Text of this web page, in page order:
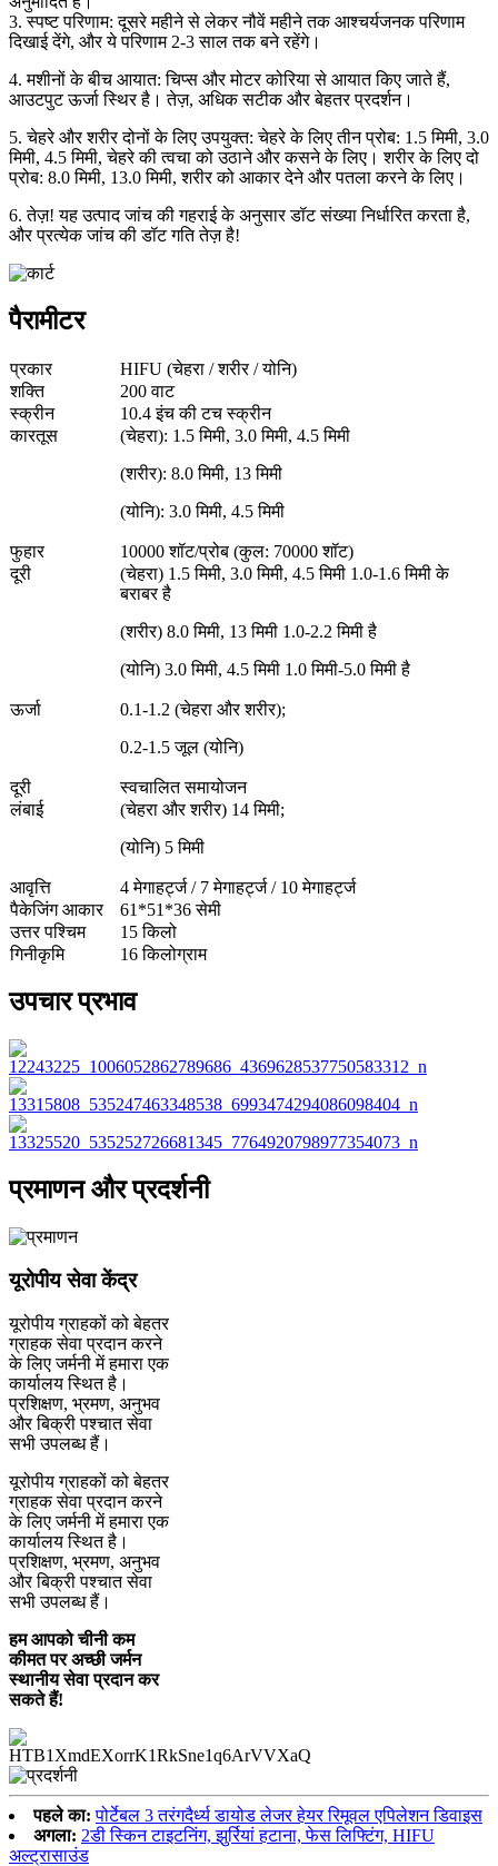
3. स्पष्ट परिणाम: दूसरे महीने से लेकर नौवें महीने तक आश्चर्यजनक परिणाम
दिखाई देंगे, और ये परिणाम 2-3 साल तक बने रहेंगे।
4. मशीनों के बीच आयात: चिप्स और मोटर कोरिया से आयात किए जाते हैं,
आउटपुट ऊर्जा स्थिर है। तेज़, अधिक सटीक और बेहतर प्रदर्शन।
5. चेहरे और शरीर दोनों के लिए उपयुक्त: चेहरे के लिए तीन प्रोब: 1.5 मिमी, 3.0
मिमी, 4.5 मिमी, चेहरे की त्वचा को उठाने और कसने के लिए। शरीर के लिए दो
प्रोब: 8.0 मिमी, 13.0 मिमी, शरीर को आकार देने और पतला करने के लिए।
6. तेज़! यह उत्पाद जांच की गहराई के अनुसार डॉट संख्या निर्धारित करता है,
और प्रत्येक जांच की डॉट गति तेज़ है!
पैरामीटर
प्रकार
HIFU (चेहरा / शरीर / योनि)
शक्ति
200 वाट
स्क्रीन
10.4 इंच की टच स्क्रीन
कारतूस
(चेहरा): 1.5 मिमी, 3.0 मिमी, 4.5 मिमी
(शरीर): 8.0 मिमी, 13 मिमी
(योनि): 3.0 मिमी, 4.5 मिमी
फुहार
10000 शॉट/प्रोब (कुल: 70000 शॉट)
दूरी
(चेहरा) 1.5 मिमी, 3.0 मिमी, 4.5 मिमी 1.0-1.6 मिमी के
बराबर है
(शरीर) 8.0 मिमी, 13 मिमी 1.0-2.2 मिमी है
(योनि) 3.0 मिमी, 4.5 मिमी 1.0 मिमी-5.0 मिमी है
ऊर्जा
0.1-1.2 (चेहरा और शरीर);
0.2-1.5 जूल (योनि)
दूरी
स्वचालित समायोजन
लंबाई
(चेहरा और शरीर) 14 मिमी;
(योनि) 5 मिमी
आवृत्ति
4 मेगाहर्ट्ज / 7 मेगाहर्ट्ज / 10 मेगाहर्ट्ज
पैकेजिंग आकार
61*51*36 सेमी
उत्तर पश्चिम
15 किलो
गिनीकृमि
16 किलोग्राम
उपचार प्रभाव
प्रमाणन और प्रदर्शनी
यूरोपीय सेवा केंद्र
यूरोपीय ग्राहकों को बेहतर
ग्राहक सेवा प्रदान करने
के लिए जर्मनी में हमारा एक
कार्यालय स्थित है।
प्रशिक्षण, भ्रमण, अनुभव
और बिक्री पश्चात सेवा
सभी उपलब्ध हैं।
यूरोपीय ग्राहकों को बेहतर
ग्राहक सेवा प्रदान करने
के लिए जर्मनी में हमारा एक
कार्यालय स्थित है।
प्रशिक्षण, भ्रमण, अनुभव
और बिक्री पश्चात सेवा
सभी उपलब्ध हैं।
हम आपको चीनी कम
कीमत पर अच्छी जर्मन
स्थानीय सेवा प्रदान कर
सकते हैं!
पहले का: पोर्टेबल 3 तरंगदैर्ध्य डायोड लेजर हेयर रिमूवल एपिलेशन डिवाइस
अगला: 2डी स्किन टाइटनिंग, झुर्रियां हटाना, फेस लिफ्टिंग, HIFU
अल्ट्रासाउंड